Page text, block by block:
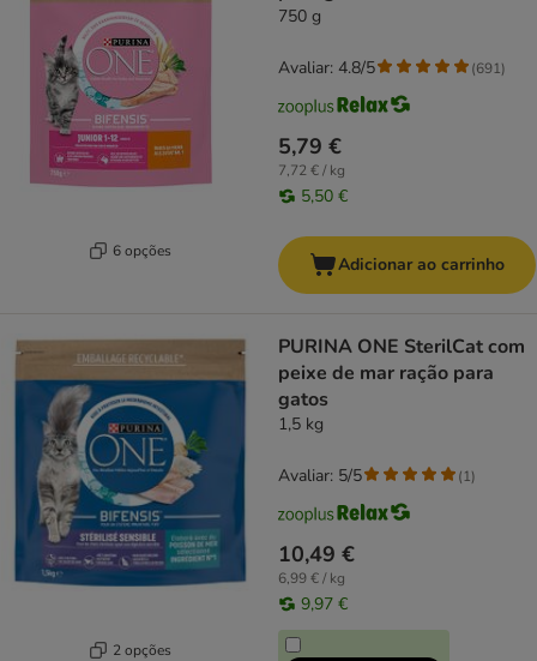
6 opções
750 g
5,79 €
7,72 € / kg
5,50 €
Avaliar: 4.8/5 (691)
Adicionar ao carrinho
2 opções
PURINA ONE SterilCat com
peixe de mar ração para
gatos
1,5 kg
10,49 €
6,99 € / kg
9,97 €
Avaliar: 5/5 (1)